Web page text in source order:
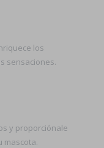
los
sensaciones.
y proporciónale
mascota.